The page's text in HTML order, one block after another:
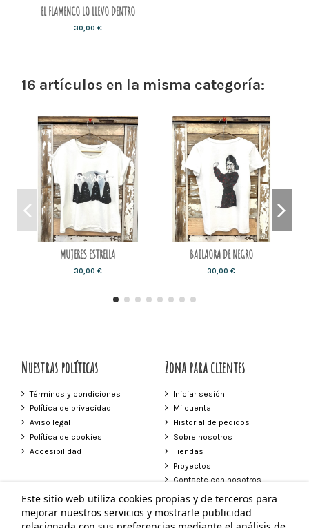
EL FLAMENCO LO LLEVO DENTRO
30,00 €
16 artículos en la misma categoría:
MUJERES ESTRELLA
30,00 €
BAILAORA DE NEGRO
30,00 €
Nuestras políticas
Términos y condiciones
Política de privacidad
Aviso legal
Política de cookies
Accesibilidad
Zona para clientes
Iniciar sesión
Mi cuenta
Historial de pedidos
Sobre nosotros
Tiendas
Proyectos
Contacte con nosotros
Contacto
Este sitio web utiliza cookies propias y de terceros para
mejorar nuestros servicios y mostrarle publicidad